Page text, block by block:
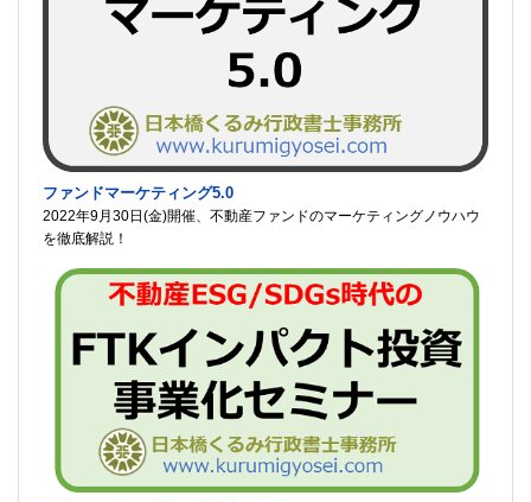
ファンドマーケティング5.0
2022年9月30日(金)開催、不動産ファンドのマーケティングノウハウ
を徹底解説！